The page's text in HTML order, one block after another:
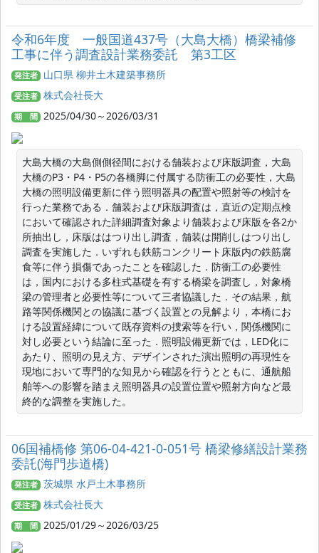
令和6年度 一般国道437号（大島大橋）橋梁補修
工事に伴う調査設計業務委託 第3工区
発注者 山口県 柳井土木建築事務所
受注者 株式会社長大
期 間 2025/04/30～2026/03/31
大島大橋の大島側側径間における舗装および床版調査，大島
大橋のP3・P4・P5の各橋脚に付属する防衝工の必要性，大島
大橋の照明設備更新に伴う照明器具の配置や照射等の検討を
行った業務である．舗装および床版調査は，直近の定期点検
において確認された詳細調査対象より舗装および床版を各2か
所抽出し，床版ははつり出し調査，舗装は開削しはつり出し
調査を実施した．いずれも鉄筋コンクリート床版内の鉄筋腐
食等に伴う損傷であったことを確認した．防衝工の必要性
は，国内における多柱式基礎を有する橋梁を調査し，対象橋
梁の管理者と必要性等について三者協議した．その結果，航
路等関係機関との協議に基づく設置との見解より，本橋にお
ける設置経緯について既存資料の捜索等を行い，関係機関に
対し必要という結論に至った．照明設備更新では，LED化に
あたり、照明の見え方、デザインされた演出照明の再現性を
現地において専門的な知見から確認を行うとともに、通航船
舶等への影響を踏まえ照明器具の設置位置や照射方向など最
終的な調整を実施した。
06国補橋修 第06-04-421-0-051号 橋梁修繕設計業務
委託(海門歩道橋)
発注者 茨城県 水戸土木事務所
受注者 株式会社長大
期 間 2025/01/29～2026/03/25